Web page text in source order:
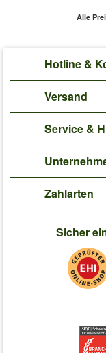
Alle
Hotline &
Versand
Service &
Zahlarten
Sicher